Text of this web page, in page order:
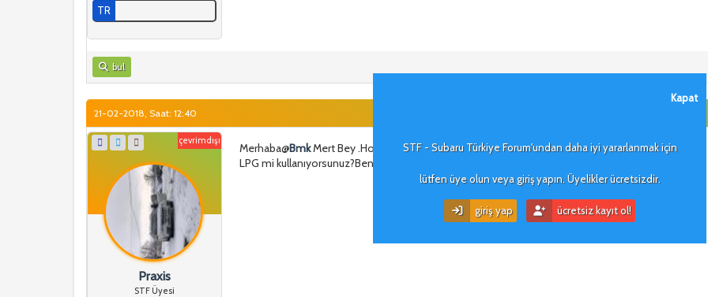
Kapat
STF - Subaru Türkiye Forum'undan daha iyi yararlanmak için
lütfen üye olun veya giriş yapın. Üyelikler ücretsizdir.
giriş yap ücretsiz kayıt ol!
TR
bul
21-02-2018, Saat: 12:40
çevrimdışı
Praxis
STF Üyesi
Merhaba@BmkMert Bey .Hoşgeldiniz aramıza.
LPG mi kullanıyorsunuz?Benzin mi?